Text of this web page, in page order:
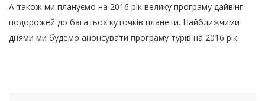
А також ми плануємо на 2016 рік велику програму дайвінг
подорожей до багатьох куточків планети. Найближчими
днями ми будемо анонсувати програму турів на 2016 рік.